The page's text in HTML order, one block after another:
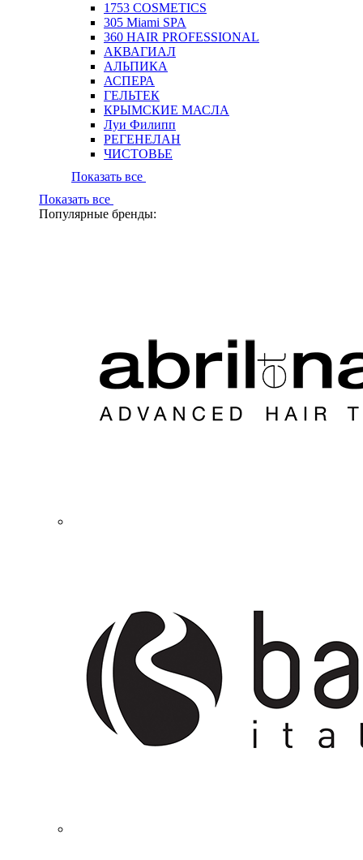
1753 COSMETICS
305 Miami SPA
360 HAIR PROFESSIONAL
АКВАГИАЛ
АЛЬПИКА
АСПЕРА
ГЕЛЬТЕК
КРЫМСКИЕ МАСЛА
Луи Филипп
РЕГЕНЕЛАН
ЧИСТОВЬЕ
Показать все
Показать все
Популярные бренды: